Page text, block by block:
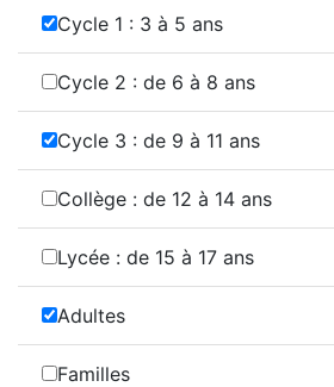
Cycle 1 : 3 à 5 ans
Cycle 2 : de 6 à 8 ans
Cycle 3 : de 9 à 11 ans
Collège : de 12 à 14 ans
Lycée : de 15 à 17 ans
Adultes
Familles